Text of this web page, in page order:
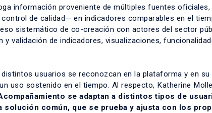
información proveniente de múltiples fuentes
de calidad— en indicadores comparables en el
sistemático de co-creación con actores del sector
y validación de indicadores, visualizaciones,
usuarios se reconozcan en la plataforma y en
uso sostenido en el tiempo. Al respecto, Katherine
se adaptan a distintos tipos de
solución común, que se prueba y ajusta con los